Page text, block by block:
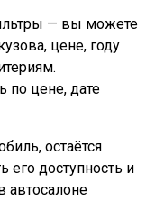
— вы можете
цене, году
по цене, дате
остаётся
его доступность и
автосалоне